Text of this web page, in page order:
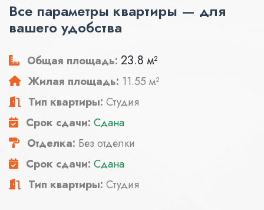
Все параметры квартиры — для
вашего удобства
Общая площадь: 23.8 м²
Жилая площадь: 11.55 м²
Тип квартиры: Студия
Срок сдачи: Сдана
Отделка: Без отделки
Срок сдачи: Сдана
Тип квартиры: Студия